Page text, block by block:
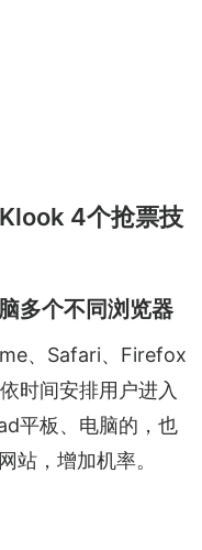
4个抢票技
多个不同浏览器
、Safari、Firefox
时间安排用户进入
平板、电脑的，也
站，增加机率。